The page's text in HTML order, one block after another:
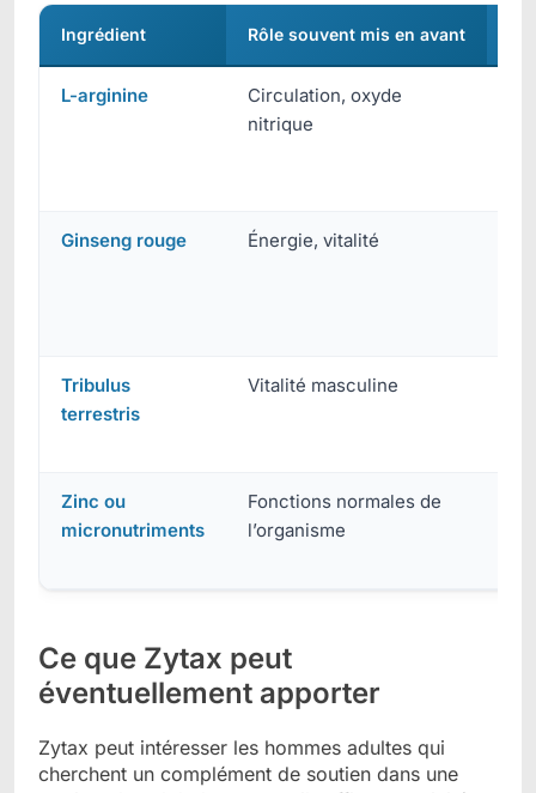
Ingrédient Rôle souvent mis en avant
L-arginine
Circulation, oxyde
nitrique
Ginseng rouge Énergie, vitalité
Tribulus
terrestris
Vitalité masculine
Zinc ou
micronutriments
Fonctions normales de
l’organisme
Ce que Zytax peut
éventuellement apporter
Zytax peut intéresser les hommes adultes qui
cherchent un complément de soutien dans une